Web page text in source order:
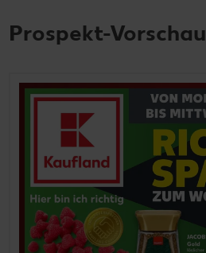
Prospekt-Vorschau